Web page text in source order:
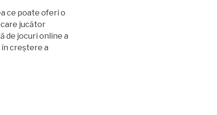
ce poate oferi o
jucător
de jocuri online a
în creștere a